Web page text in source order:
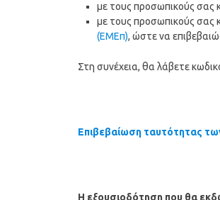
με τους προσωπικούς σας
με τους προσωπικούς
(ΕΜΕπ), ώστε να
Στη συνέχεια, θα λάβετε
Επιβεβαίωση ταυτότητας
Η εξουσιοδότηση που θα